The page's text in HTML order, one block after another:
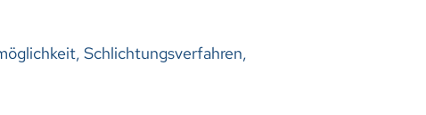
Schlichtungsverfahren,